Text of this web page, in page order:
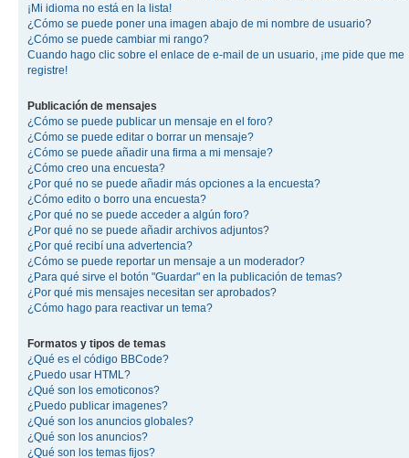
¡Mi idioma no está en la lista!
¿Cómo se puede poner una imagen abajo de mi nombre de usuario?
¿Cómo se puede cambiar mi rango?
Cuando hago clic sobre el enlace de e-mail de un usuario, ¡me pide que me
registre!
Publicación de mensajes
¿Cómo se puede publicar un mensaje en el foro?
¿Cómo se puede editar o borrar un mensaje?
¿Cómo se puede añadir una firma a mi mensaje?
¿Cómo creo una encuesta?
¿Por qué no se puede añadir más opciones a la encuesta?
¿Cómo edito o borro una encuesta?
¿Por qué no se puede acceder a algún foro?
¿Por qué no se puede añadir archivos adjuntos?
¿Por qué recibí una advertencia?
¿Cómo se puede reportar un mensaje a un moderador?
¿Para qué sirve el botón "Guardar" en la publicación de temas?
¿Por qué mis mensajes necesitan ser aprobados?
¿Cómo hago para reactivar un tema?
Formatos y tipos de temas
¿Qué es el código BBCode?
¿Puedo usar HTML?
¿Qué son los emoticonos?
¿Puedo publicar imagenes?
¿Qué son los anuncios globales?
¿Qué son los anuncios?
¿Qué son los temas fijos?